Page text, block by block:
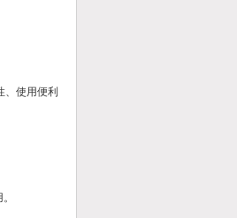
、使用便利